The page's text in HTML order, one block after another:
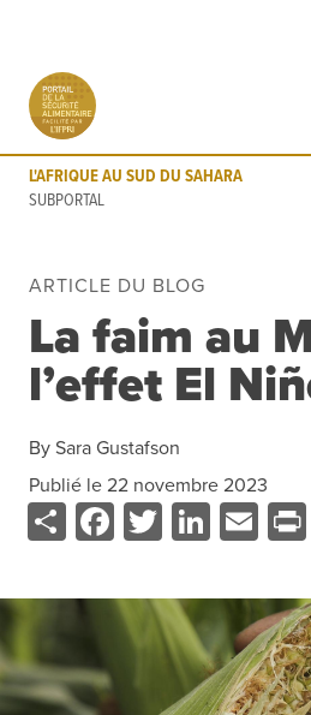
Aller au contenu principal
L'AFRIQUE AU SUD DU SAHARA
SUBPORTAL
L'AFRIQUE AU SUD DU SAHARA
SUBPORTAL
Risques de Crise
COVID-19
Outils
Données
Ressources
À propos
Contact
S'abonner
ARTICLE DU BLOG
La faim au
l’effet El
By Sara Gustafson
Publié le 22 novembre 2023
ShareFacebook
Twitter